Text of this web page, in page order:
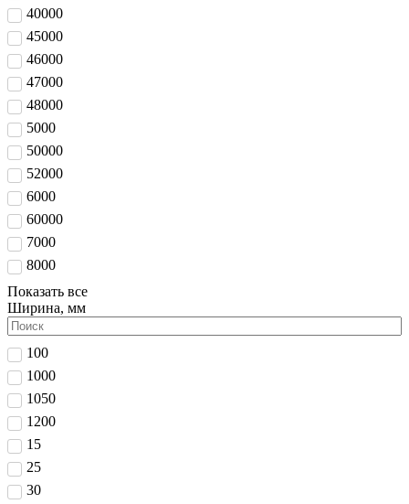
40000
45000
46000
47000
48000
5000
50000
52000
6000
60000
7000
8000
Показать все
Ширина, мм
100
1000
1050
1200
15
25
30